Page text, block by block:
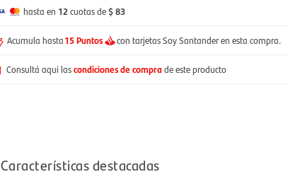
hasta en 12cuotas de$ 83
Acumula hasta15 Puntos con tarjetas Soy Santander en esta compra.
Consultá aquí lascondiciones de comprade este producto
Características destacadas